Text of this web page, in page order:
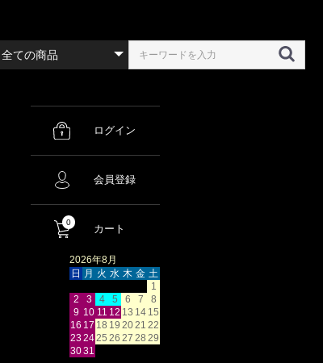
ログイン
会員登録
0
カート
2026年8月
日
月 火 水 木 金 土
1
2
3 4 5 6 7
8
9 10 11 12 13 14 15
16 17 18 19 2021 22
232425 26 27 28 29
3031